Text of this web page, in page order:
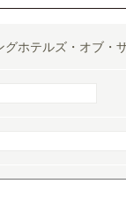
グホテルズ・オブ・